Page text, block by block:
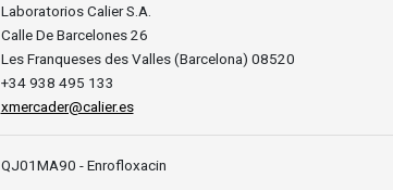
Laboratorios Calier S.A.
Calle De Barcelones 26
Les Franqueses des Valles (Barcelona) 08520
+34 938 495 133
xmercader@calier.es
QJ01MA90 - Enrofloxacin